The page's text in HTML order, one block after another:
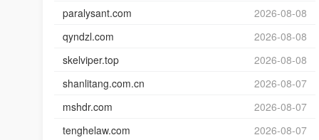
paralysant.com
2026-08-08
qyndzl.com
2026-08-08
skelviper.top
2026-08-08
shanlitang.com.cn
2026-08-07
mshdr.com
2026-08-07
tenghelaw.com
2026-08-07